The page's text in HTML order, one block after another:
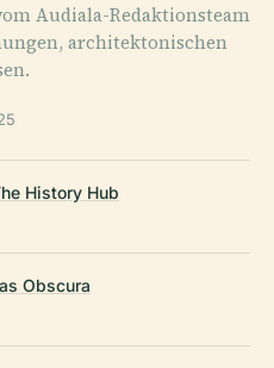
Audiala-Redaktionsteam
architektonischen
History Hub
Obscura